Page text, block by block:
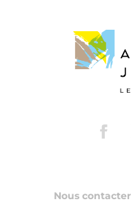
Nous contacter